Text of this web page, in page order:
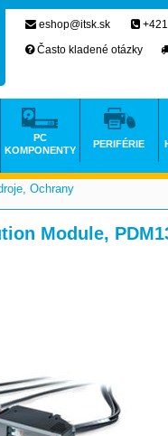
Ochrany
Module,
eshop@itsk.sk
Často kladené otázky
PC
KOMPONENTY
PERIFÉRIE